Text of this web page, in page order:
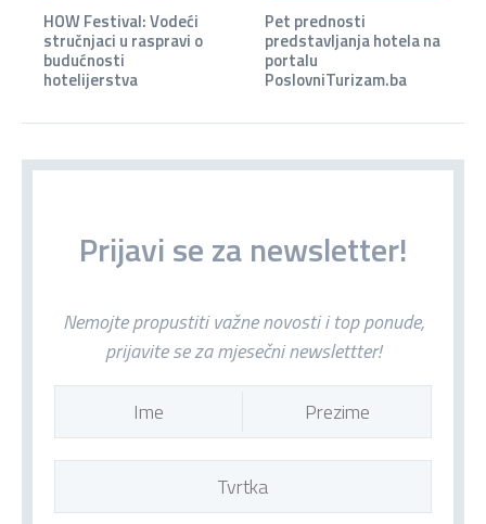
HOW Festival: Vodeći
stručnjaci u raspravi o
budućnosti
hotelijerstva
Pet prednosti
predstavljanja hotela na
portalu
PoslovniTurizam.ba
Prijavi se za newsletter!
Nemojte propustiti važne novosti i top ponude,
prijavite se za mjesečni newslettter!